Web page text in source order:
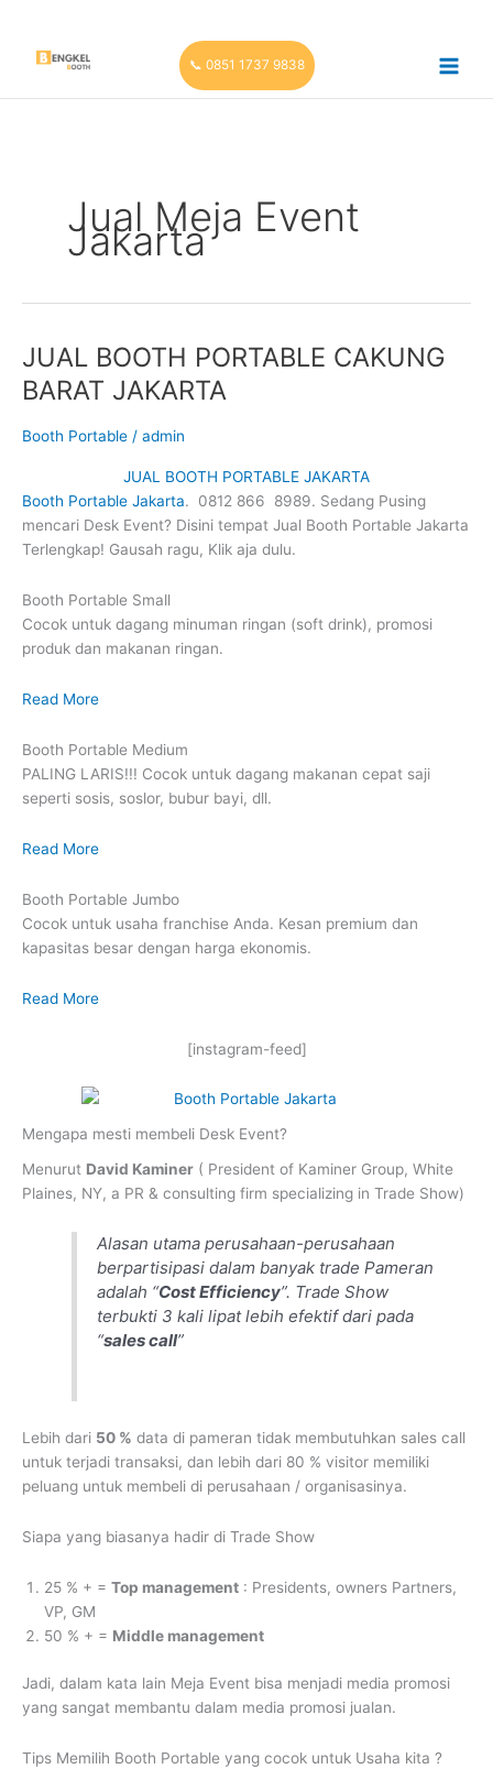
content
📞 0851 1737 9838
Jual Meja Event
Jakarta
JUAL BOOTH PORTABLE CAKUNG
BARAT JAKARTA
Booth Portable / admin
JUAL BOOTH PORTABLE JAKARTA
Booth Portable Jakarta. 0812 866 8989. Sedang Pusing
mencari Desk Event? Disini tempat Jual Booth Portable Jakarta
Terlengkap! Gausah ragu, Klik aja dulu.
Booth Portable Small
Cocok untuk dagang minuman ringan (soft drink), promosi
produk dan makanan ringan.
Read More
Booth Portable Medium
PALING LARIS!!! Cocok untuk dagang makanan cepat saji
seperti sosis, soslor, bubur bayi, dll.
Read More
Booth Portable Jumbo
Cocok untuk usaha franchise Anda. Kesan premium dan
kapasitas besar dengan harga ekonomis.
Read More
[instagram-feed]
Mengapa mesti membeli Desk Event?
Menurut David Kaminer ( President of Kaminer Group, White
Plaines, NY, a PR & consulting firm specializing in Trade Show)
Alasan utama perusahaan-perusahaan
berpartisipasi dalam banyak trade Pameran
adalah “Cost Efficiency”. Trade Show
terbukti 3 kali lipat lebih efektif dari pada
“sales call”
Lebih dari 50 % data di pameran tidak membutuhkan sales call
untuk terjadi transaksi, dan lebih dari 80 % visitor memiliki
peluang untuk membeli di perusahaan / organisasinya.
Siapa yang biasanya hadir di Trade Show
25 % + = Top management : Presidents, owners Partners,
VP, GM
50 % + = Middle management
Jadi, dalam kata lain Meja Event bisa menjadi media promosi
yang sangat membantu dalam media promosi jualan.
Tips Memilih Booth Portable yang cocok untuk Usaha kita ?